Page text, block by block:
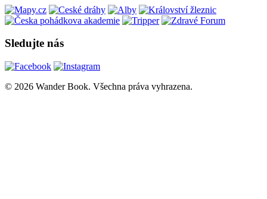
Sledujte nás
© 2026 Wander Book. Všechna práva vyhrazena.